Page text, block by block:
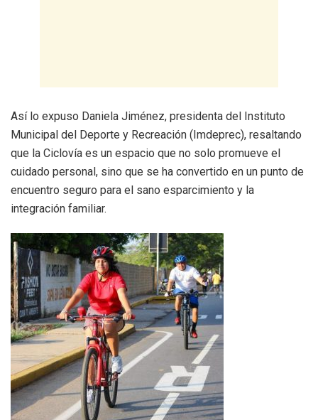
Así lo expuso Daniela Jiménez, presidenta del Instituto
Municipal del Deporte y Recreación (Imdeprec), resaltando
que la Ciclovía es un espacio que no solo promueve el
cuidado personal, sino que se ha convertido en un punto de
encuentro seguro para el sano esparcimiento y la
integración familiar.